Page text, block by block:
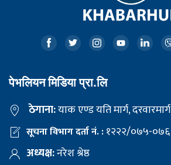
पेभलियन मिडिया प्रा.लि
ठेगाना:याक एण्ड यति मार्ग, दरवारमार्ग
सूचना विभाग दर्ता नं. :१२२२/०७५-०७६
अध्यक्ष:नरेश श्रेष्ठ